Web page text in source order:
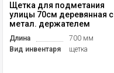
Щетка для подметания
улицы 70см деревянная с
метал. держателем
Длина
700 мм
Вид инвентаря
щетка